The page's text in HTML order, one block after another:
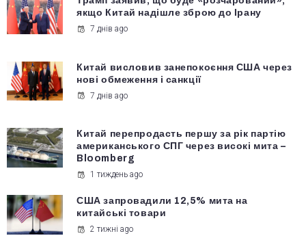
якщо Китай надішле зброю до Ірану
7 днів ago
Китай висловив занепокоєння США через
нові обмеження і санкції
7 днів ago
Китай перепродасть першу за рік партію
американського СПГ через високі мита –
Bloomberg
1 тиждень ago
США запровадили 12,5% мита на
китайські товари
2 тижні ago